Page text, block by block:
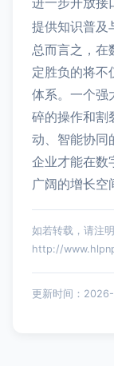
提供知识普及
总而言之，在
定胜负的将不
体系。一个强
碎的操作和割
动、智能协同
企业才能在数
广阔的增长空
如若转载，请注
http://
更新时间：